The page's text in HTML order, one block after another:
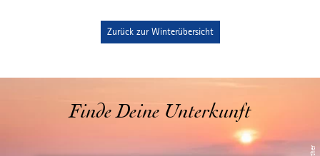
Zurück zur Winterübersicht
Finde Deine Unterkunft